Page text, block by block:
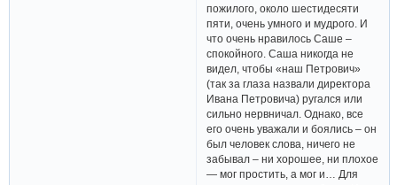
пожилого, около шестидесяти
пяти, очень умного и мудрого. И
что очень нравилось Саше –
спокойного. Саша никогда не
видел, чтобы «наш Петрович»
(так за глаза назвали директора
Ивана Петровича) ругался или
сильно нервничал. Однако, все
его очень уважали и боялись – он
был человек слова, ничего не
забывал – ни хорошее, ни плохое
— мог простить, а мог и… Для